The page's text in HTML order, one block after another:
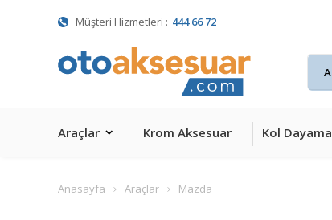
Müşteri Hizmetleri : 444 66 72
Araçlar Krom Aksesuar Kol Dayama
Anasayfa Araçlar Mazda